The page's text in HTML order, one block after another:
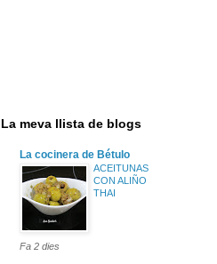
La meva llista de blogs
La cocinera de Bétulo
ACEITUNAS
CON ALIÑO
THAI
Fa 2 dies